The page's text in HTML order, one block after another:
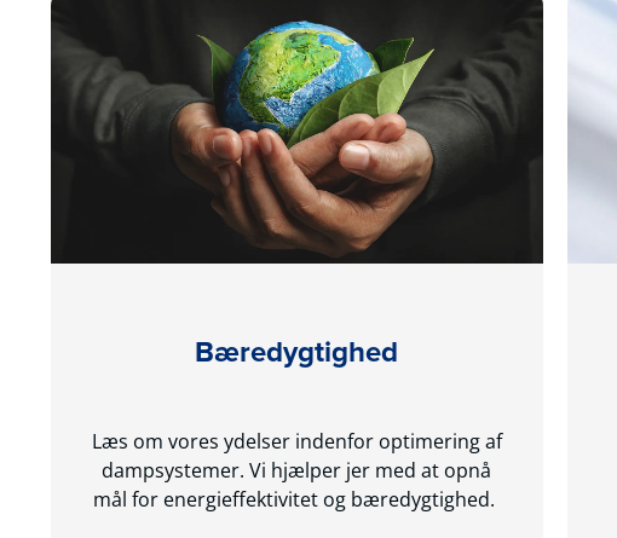
Bæredygtighed
Læs om vores ydelser indenfor optimering af
dampsystemer. Vi hjælper jer med at opnå
mål for energieffektivitet og bæredygtighed.